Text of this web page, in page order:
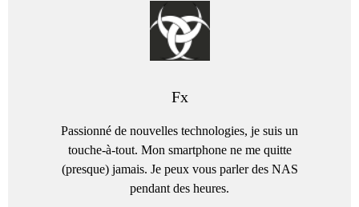
Fx
Passionné de nouvelles technologies, je suis un
touche-à-tout. Mon smartphone ne me quitte
(presque) jamais. Je peux vous parler des NAS
pendant des heures.